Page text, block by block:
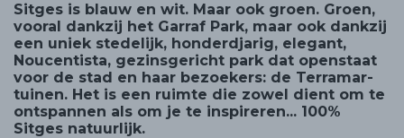
Sitges is blauw en wit. Maar ook groen. Groen,
vooral dankzij het Garraf Park, maar ook dankzij
een uniek stedelijk, honderdjarig, elegant,
Noucentista, gezinsgericht park dat openstaat
voor de stad en haar bezoekers: de Terramar-
tuinen. Het is een ruimte die zowel dient om te
ontspannen als om je te inspireren... 100%
Sitges natuurlijk.